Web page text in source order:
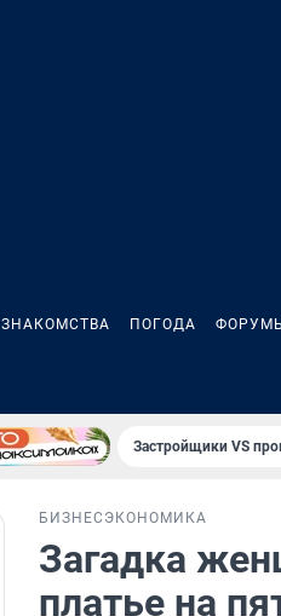
ЗНАКОМСТВА ПОГОДА ФОРУМЫ
Застройщики VS
БИЗНЕС ЭКОНОМИКА
Загадка
платье на